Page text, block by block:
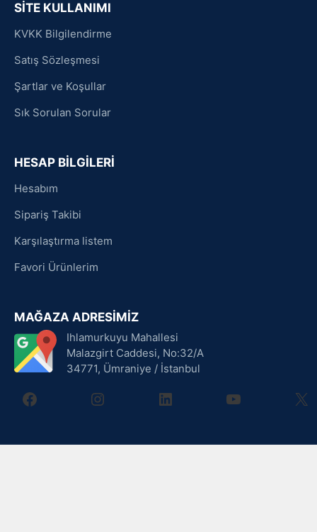
SİTE KULLANIMI
KVKK Bilgilendirme
Satış Sözleşmesi
Şartlar ve Koşullar
Sık Sorulan Sorular
HESAP BİLGİLERİ
Hesabım
Sipariş Takibi
Karşılaştırma listem
Favori Ürünlerim
MAĞAZA ADRESİMİZ
Ihlamurkuyu Mahallesi
Malazgirt Caddesi, No:32/A
34771, Ümraniye / İstanbul
facebookinstagramlinkedin youtube X